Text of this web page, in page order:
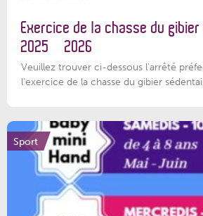
Exercice de la chasse du
2025 – 2026
Veuillez trouver ci-dessous l'arrêté
l'exercice de la chasse du gibier
Sport